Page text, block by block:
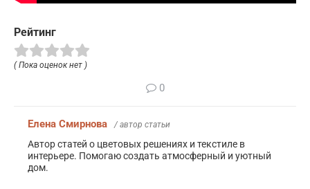
Рейтинг
( Пока оценок нет )
0
Елена Смирнова / автор статьи
Автор статей о цветовых решениях и текстиле в
интерьере. Помогаю создать атмосферный и уютный
дом.